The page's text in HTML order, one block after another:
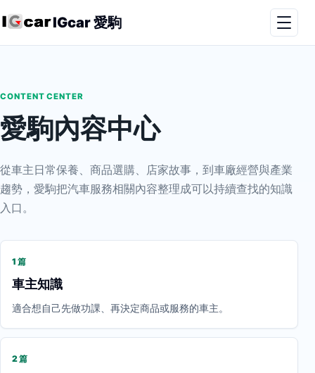
IGcar 愛駒
CONTENT CENTER
愛駒內容中心
從車主日常保養、商品選購、店家故事，到車廠經營與產業
趨勢，愛駒把汽車服務相關內容整理成可以持續查找的知識
入口。
1 篇
車主知識
適合想自己先做功課、再決定商品或服務的車主。
2 篇